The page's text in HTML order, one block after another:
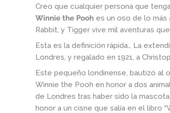
Creo que cualquier persona que
Winnie the Pooh es un oso de lo más
Rabbit, y Tigger vive mil aventuras
Esta es la definición rápida… La
Londres, y regalado en 1921, a
Este pequeño londinense, bautizó al
Winnie the Pooh en honor a dos
de Londres tras haber sido la
honor a un cisne que salía en el libro